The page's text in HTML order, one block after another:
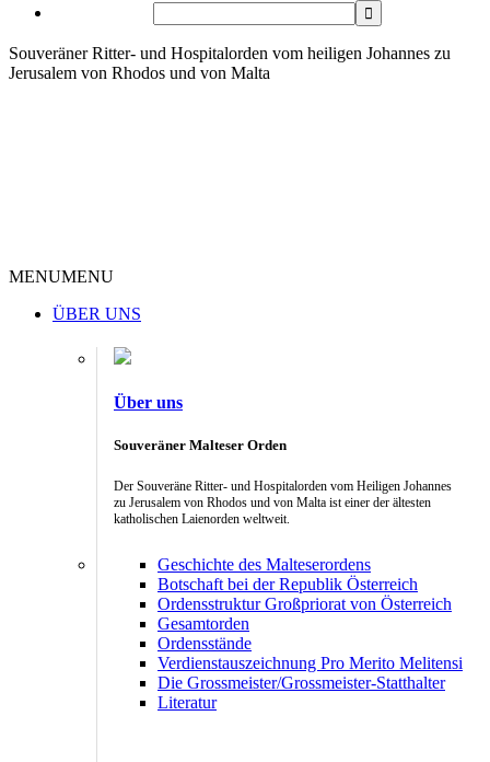
Souveräner Ritter- und Hospitalorden vom heiligen Johannes zu
Jerusalem von Rhodos und von Malta
MENUMENU
ÜBER UNS
Über uns
Souveräner Malteser Orden
Der Souveräne Ritter- und Hospitalorden vom Heiligen Johannes
zu Jerusalem von Rhodos und von Malta ist einer der ältesten
katholischen Laienorden weltweit.
Geschichte des Malteserordens
Botschaft bei der Republik Österreich
Ordensstruktur Großpriorat von Österreich
Gesamtorden
Ordensstände
Verdienstauszeichnung Pro Merito Melitensi
Die Grossmeister/Grossmeister-Statthalter
Literatur